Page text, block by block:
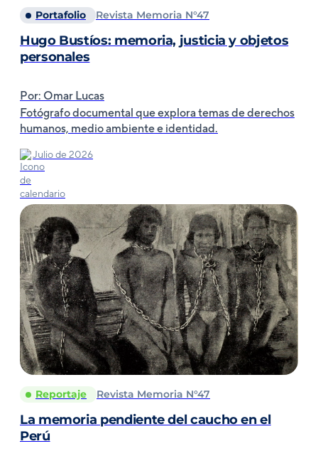
Portafolio Revista Memoria N°47
Hugo Bustíos: memoria, justicia y objetos
personales
Por: Omar Lucas
Fotógrafo documental que explora temas de derechos
humanos, medio ambiente e identidad.
Julio de 2026
Reportaje Revista Memoria N°47
La memoria pendiente del caucho en el
Perú